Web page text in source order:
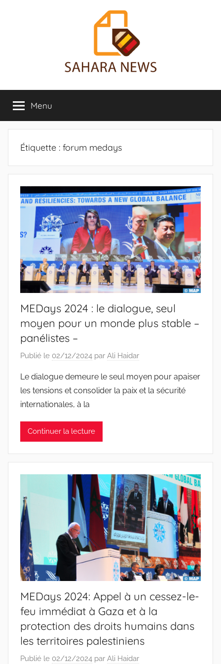
Sahara
News
sur
le
Sahara
révélée
Menu
Étiquette : forum medays
MEDays 2024 : le dialogue, seul
moyen pour un monde plus stable –
panélistes –
Publié le 02/12/2024 par Ali Haidar
Le dialogue demeure le seul moyen pour apaiser
les tensions et consolider la paix et la sécurité
internationales, à la
Continuer la lecture
MEDays 2024: Appel à un cessez-le-
feu immédiat à Gaza et à la
protection des droits humains dans
les territoires palestiniens
Publié le 02/12/2024 par Ali Haidar